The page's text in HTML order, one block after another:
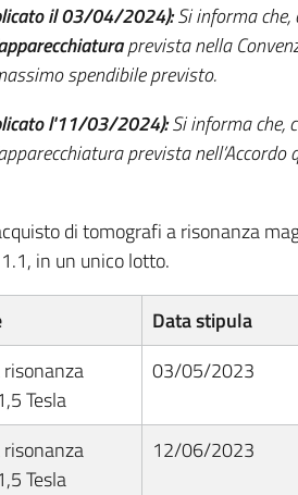
il 03/04/2024):Si informa che,
prevista nella
spendibile previsto.
l'11/03/2024):Si informa che,
prevista
di tomografi a risonanza
in un unico lotto.
Data stipula
Tesla
03/05/2023
Tesla
12/06/2023